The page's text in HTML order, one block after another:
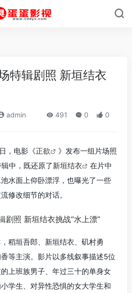
特辑剧照 新垣结衣
admin 491 0 0
，电影《正欲
》发布一组片场照
中，既还原了新垣结衣
在片中
水面上仰卧漂浮，也曝光了一些
修改细节的对话。
稻垣吾郎、新垣结衣、矶村勇
等主演。影片以多线叙事描述5位
上班族男子、年过三十的单身女
学生、对异性恐惧的女大学生和